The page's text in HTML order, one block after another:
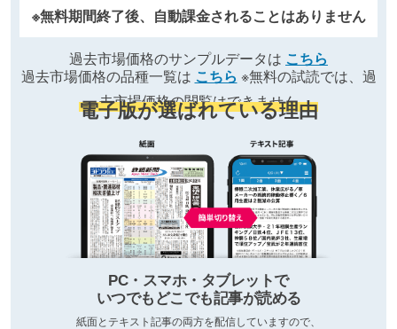
※無料期間終了後、自動課金されることはありません
過去市場価格のサンプルデータは こちら
過去市場価格の品種一覧は こちら ※無料の試読では、過
去市場価格の閲覧はできません
電子版が選ばれている理由
PC・スマホ・タブレットで
いつでもどこでも記事が読める
紙面とテキスト記事の両方を配信していますので、